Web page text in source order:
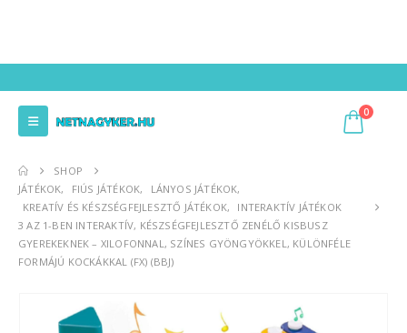
0
SHOP
JÁTÉKOK, FIÚS JÁTÉKOK, LÁNYOS JÁTÉKOK,
KREATÍV ÉS KÉSZSÉGFEJLESZTŐ JÁTÉKOK,
INTERAKTÍV JÁTÉKOK
3 AZ 1-BEN INTERAKTÍV, KÉSZSÉGFEJLESZTŐ ZENÉLŐ KISBUSZ
GYEREKEKNEK – XILOFONNAL, SZÍNES GYÖNGYÖKKEL, KÜLÖNFÉLE
FORMÁJÚ KOCKÁKKAL (FX) (BBJ)